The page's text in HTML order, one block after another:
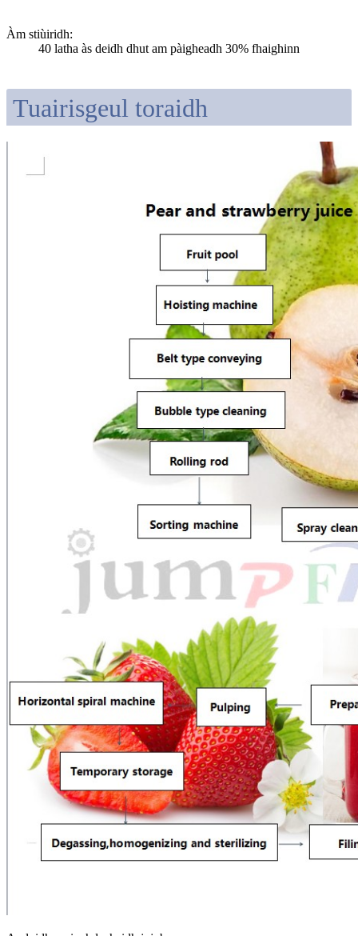
Àm stiùiridh:
40 latha às deidh dhut am pàigheadh ​​​​30% fhaighinn
Tuairisgeul toraidh